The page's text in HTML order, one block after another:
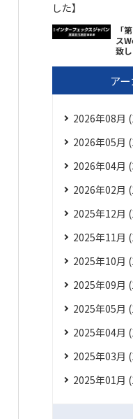
「
ス
致し
ア
2026年08月
2026年05月
2026年04月
2026年02月
2025年12月
2025年11月
2025年10月
2025年09月
2025年05月
2025年04月
2025年03月
2025年01月